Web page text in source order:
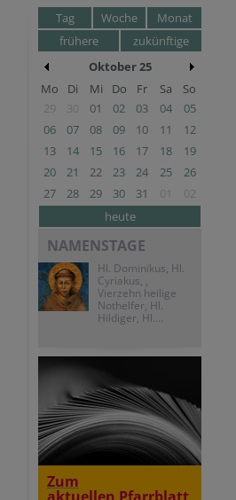
Tag Woche
Monat
frühere
zukünftige
Oktober 25
Mo
Di Mi Do Fr Sa
So
29
30 01 02 03 04
05
06
07 08 09 10 11
12
13
14 15 16 17 18
19
20
21 22 23 24 25
26
27
28 29 30 31 01
02
heute
NAMENSTAGE
Hl. Dominikus, Hl.
Cyriakus, ,
Vierzehn heilige
Nothelfer, Hl.
Hildiger, Hl....
Zum